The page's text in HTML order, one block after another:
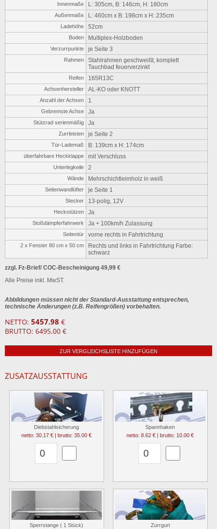
Innenmaße L: 305cm, B: 146cm, H: 180cm
Außenmaße L: 460cm x B: 198cm x H: 235cm
Ladehöhe 52cm
Boden Multiplex-Holzboden
Verzurrpunkte je Seite 3
Rahmen
Stahlrahmen geschweißt, komplett
Tauchbad feuerverzinkt
Reifen 165R13C
Achsenhersteller AL-KO oder KNOTT
Anzahl der Achsen 1
Gebremste Achse Ja
Stützrad serienmäßig Ja
Zurrleisten je Seite 2
Tür-Lademaß B: 139cm x H: 174cm
überfahrbare Heckklappe mit Verschluss
Unterlegkeile 2
Wände Mehrschichtleimholz in weiß
Seitenwandlüfter je Seite 1
Stecker 13-polig, 12V
Heckstützen Ja
Stoßdämpferfahrwerk Ja + 100km/h Zulassung
Seitentür vorne rechts in Fahrtrichtung
2 x Fenster 80 cm x 50 cm
Rechts und links in Fahrtrichtung Farbe:
schwarz
zzgl. Fz-Brief/ COC-Bescheinigung 49,99 €
Alle Preise inkl. MwST.
Abbildungen müssen nicht der Standard-Ausstattung entsprechen,
technische Änderungen (z.B. Reifengrößen) vorbehalten.
NETTO: 5457.98 €
BRUTTO: 6495.00 €
ZUR VERGLEICHSLISTE HINZUFÜGEN
ZUSATZAUSSTATTUNG
Diebstahlsicherung
netto: 30.17 € | brutto: 35.00 €
Spannhaken
netto: 8.62 € | brutto: 10.00 €
Sperrstange ( 1 Stück)
Zurrgurt